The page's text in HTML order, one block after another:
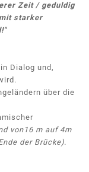
Zeit / geduldig
starker
Dialog und,
über die
von16 m auf 4m
der Brücke).